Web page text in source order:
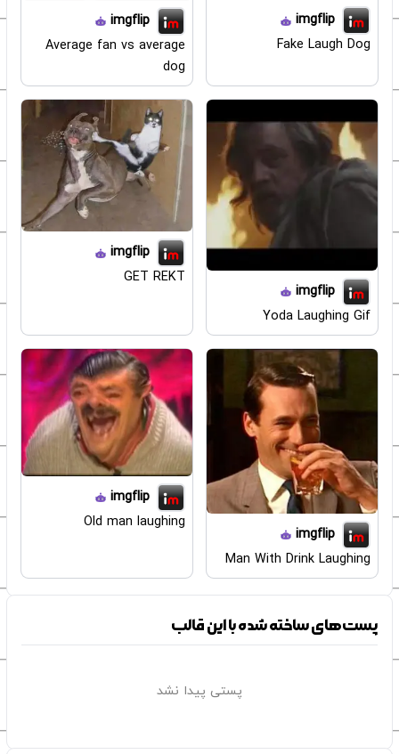
imgflip
Fake Laugh Dog
imgflip
Average fan vs average
dog
imgflip
Yoda Laughing Gif
imgflip
GET REKT
imgflip
Man With Drink Laughing
imgflip
Old man laughing
پست‌های ساخته شده با این قالب
پستی پیدا نشد